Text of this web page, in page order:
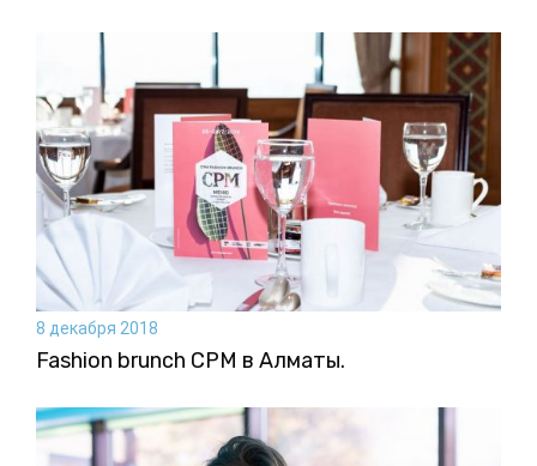
8 декабря 2018
Fashion brunch CPM в Алматы.